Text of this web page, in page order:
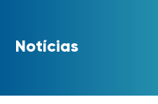
Notícias